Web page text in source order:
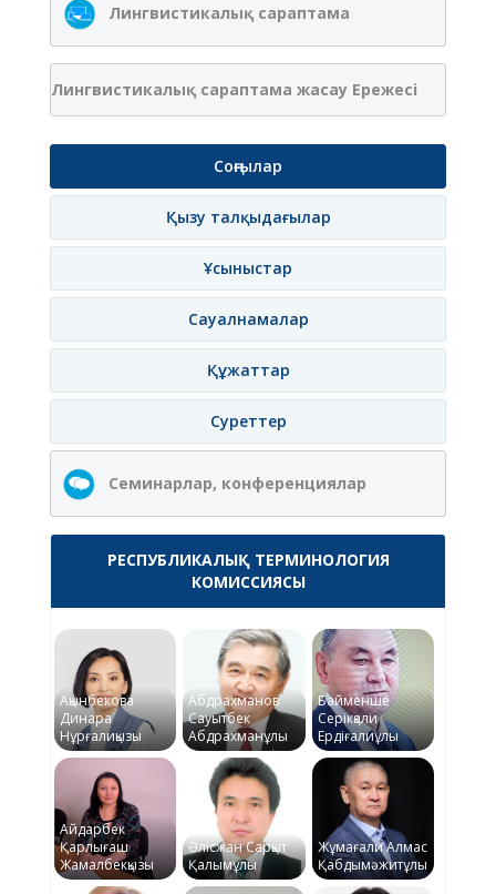
Лингвистикалық сараптама
Лингвистикалық сараптама жасау Ережесі
Соңғылар
Қызу талқыдағылар
Ұсыныстар
Сауалнамалар
Құжаттар
Суреттер
Семинарлар, конференциялар
РЕСПУБЛИКАЛЫҚ ТЕРМИНОЛОГИЯ
КОМИССИЯСЫ
Ақынбекова
Динара
Нұрғалиқызы
Абдрахманов
Сауытбек
Абдрахманұлы
Байменше
Серікқали
Ердіғалиұлы
Айдарбек
Қарлығаш
Жамалбекқызы
Әлісжан Сарқыт
Қалымұлы
Жұмағали Алмас
Қабдымәжитұлы